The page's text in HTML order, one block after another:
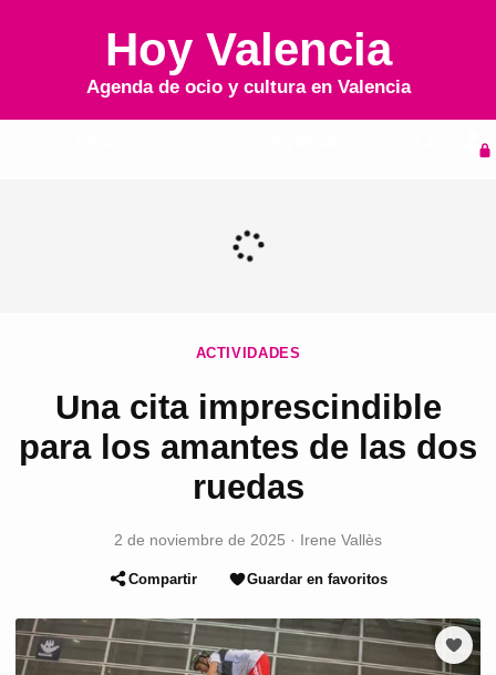
Hoy Valencia
Agenda de ocio y cultura en Valencia
ACTIVIDADES
Una cita imprescindible
para los amantes de las dos
ruedas
2 de noviembre de 2025 · Irene Vallès
Compartir Guardar en favoritos